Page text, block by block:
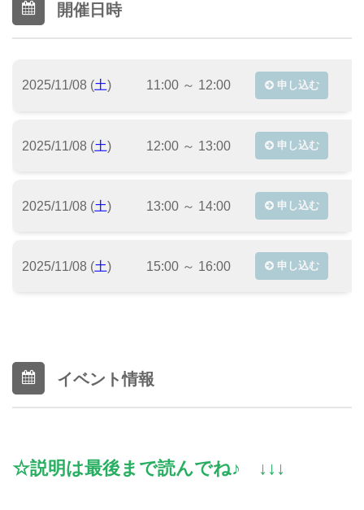
開催日時
2025/11/08 (土) 11:00 ～ 12:00 申し込む
2025/11/08 (土) 12:00 ～ 13:00 申し込む
2025/11/08 (土) 13:00 ～ 14:00 申し込む
2025/11/08 (土) 15:00 ～ 16:00 申し込む
イベント情報
☆説明は最後まで読んでね♪ ↓↓↓